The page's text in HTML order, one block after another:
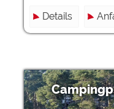
Details